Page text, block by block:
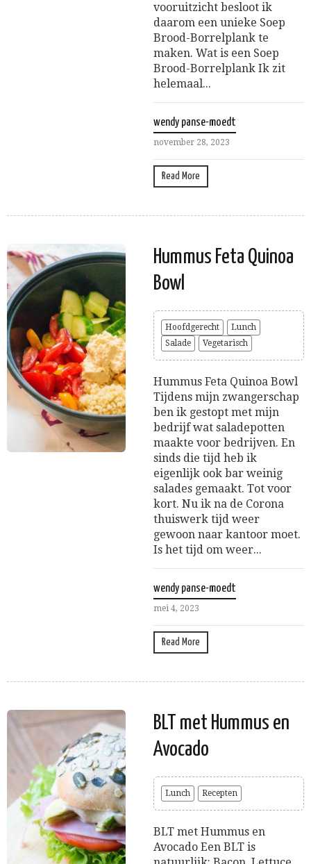
vooruitzicht besloot ik
daarom een unieke Soep
Brood-Borrelplank te
maken. Wat is een Soep
Brood-Borrelplank Ik zit
helemaal...
wendy panse-moedt
november 28, 2023
Read More
Hummus Feta Quinoa
Bowl
Hoofdgerecht
Lunch
Salade
Vegetarisch
Hummus Feta Quinoa Bowl
Tijdens mijn zwangerschap
ben ik gestopt met mijn
bedrijf wat saladepotten
maakte voor bedrijven. En
sinds die tijd heb ik
eigenlijk ook bar weinig
salades gemaakt. Tot voor
kort. Nu ik na de Corona
thuiswerk tijd weer
gewoon naar kantoor moet.
Is het tijd om weer...
wendy panse-moedt
mei 4, 2023
Read More
BLT met Hummus en
Avocado
Lunch Recepten
BLT met Hummus en
Avocado Een BLT is